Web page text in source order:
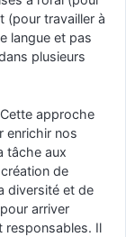
(pour travailler à
langue et pas
plusieurs
approche
enrichir nos
tâche aux
de
diversité et de
arriver
responsables. Il